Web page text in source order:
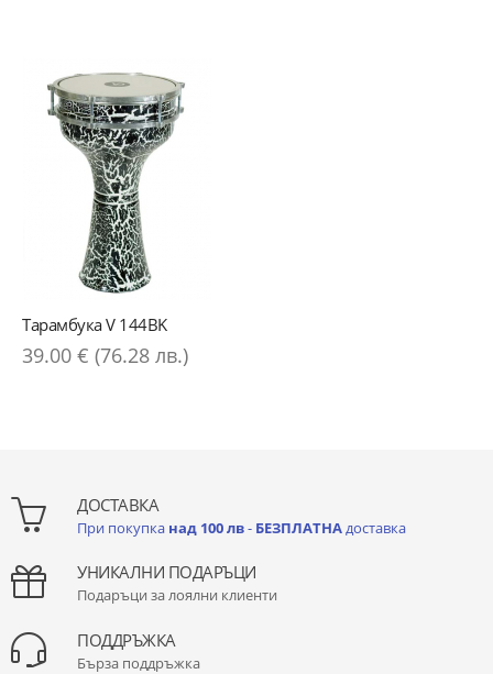
Тарамбука V 144BK
39.00 € (76.28 лв.)
ДОСТАВКА
При покупка над 100 лв- БЕЗПЛАТНАдоставка
УНИКАЛНИ ПОДАРЪЦИ
Подаръци за лоялни клиенти
ПОДДРЪЖКА
Бърза поддръжка